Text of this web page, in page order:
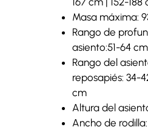
Masa máxima:
Rango de
asiento:51-64
Rango del
reposapiés: 34-
cm
Altura del
Ancho de